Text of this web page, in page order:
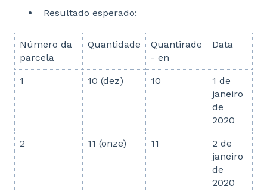
Resultado esperado:
Número da
parcela
Quantidade
Quantirade
- en
Data
1 10 (dez) 10
1 de
janeiro
de
2020
2 11 (onze) 11
2 de
janeiro
de
2020